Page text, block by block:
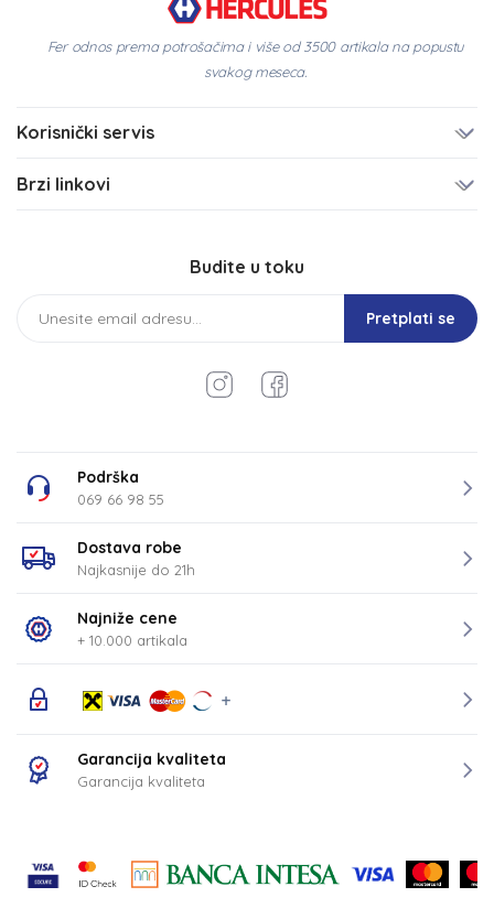
Fer odnos prema potrošačima i više od 3500 artikala na popustu
svakog meseca.
Korisnički servis
Brzi linkovi
Budite u toku
Pretplati se
Podrška
069 66 98 55
Dostava robe
Najkasnije do 21h
Najniže cene
+ 10.000 artikala
Garancija kvaliteta
Garancija kvaliteta